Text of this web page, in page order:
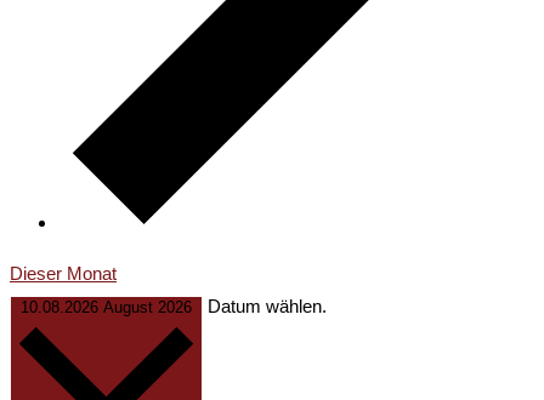
Dieser Monat
10.08.2026 August 2026 Datum wählen.